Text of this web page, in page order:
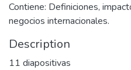
Contiene: Definiciones,
negocios internacionales.
Description
11 diapositivas